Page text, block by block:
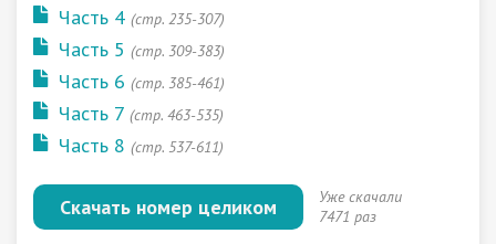
Часть 4 (стр. 235-307)
Часть 5 (стр. 309-383)
Часть 6 (стр. 385-461)
Часть 7 (стр. 463-535)
Часть 8 (стр. 537-611)
Скачать номер целиком
Уже скачали
7471 раз